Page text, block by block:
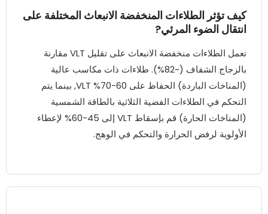
كيف تؤثر الطلاءات المنخفضة الانبعاث المختلفة على
انتقال الضوء المرئي?
تعمل الطلاءات منخفضة الانبعاث على تقليل VLT مقارنة
بالزجاج الشفاف (~82%). طلاءات ذات مكاسب عالية
(المناخات الباردة) الحفاظ على 60-70% VLT, بينما يتم
التحكم في الطلاءات الفضية الثلاثية بالطاقة الشمسية
(المناخات الحارة) قم بإسقاط VLT إلى 45-60% لإعطاء
الأولوية لرفض الحرارة والتحكم في الوهج.